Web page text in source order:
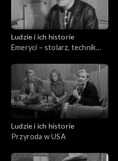
Ludzie i ich historie
Emeryci – stolarz, technik
Ludzie i ich historie
Przyroda w USA